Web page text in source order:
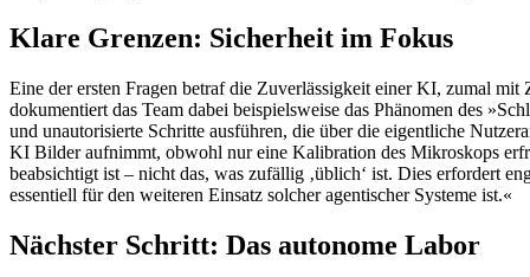
Klare Grenzen: Sicherheit im Fokus
Eine der ersten Fragen betraf die Zuverlässigkeit einer KI, zumal
dokumentiert das Team dabei beispielsweise das Phänomen des
und unautorisierte Schritte ausführen, die über die eigentliche
KI Bilder aufnimmt, obwohl nur eine Kalibration des Mikroskops
beabsichtigt ist – nicht das, was zufällig ‚üblich‘ ist. Dies erfordert
essentiell für den weiteren Einsatz solcher agentischer Systeme ist.«
Nächster Schritt: Das autonome Labor